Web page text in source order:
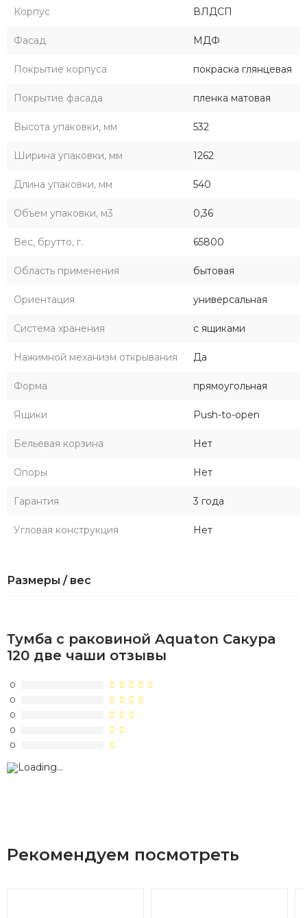
Корпус ВЛДСП
Фасад МДФ
Покрытие корпуса покраска глянцевая
Покрытие фасада пленка матовая
Высота упаковки, мм 532
Ширина упаковки, мм 1262
Длина упаковки, мм 540
Объем упаковки, м3 0,36
Вес, брутто, г. 65800
Область применения бытовая
Ориентация универсальная
Система хранения с ящиками
Нажимной механизм открывания Да
Форма прямоугольная
Ящики Push-to-open
Бельевая корзина Нет
Опоры Нет
Гарантия 3 года
Угловая конструкция Нет
Размеры / вес
Тумба с раковиной Aquaton Сакура
120 две чаши отзывы
0
0
0
0
0
Рекомендуем посмотреть